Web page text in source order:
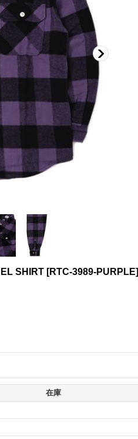
SHIRT [RTC-3989-PURPLE]
在庫